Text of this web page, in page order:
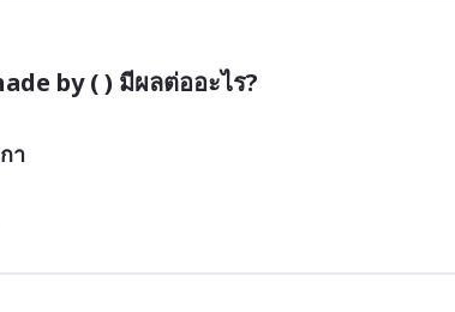
by ( ) มีผลต่ออะไร?
า